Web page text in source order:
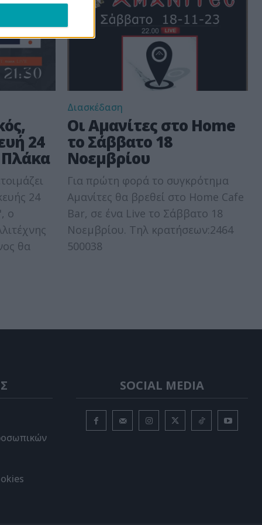
24
24
ο
Διασκέδαση
Οι Αμανίτες στο Home
το Σάββατο 18
Νοεμβρίου
Για πρώτη φορά το συγκρότημα
Αμανίτες θα βρεθεί στο Home Cafe
Bar, σε ένα Live το Σάββατο 18
Νοεμβρίου. Τηλ κρατήσεων:2464
500038
SOCIAL MEDIA